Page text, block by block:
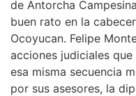
de Antorcha
buen rato en la
Ocoyucan. Felipe
acciones judiciales
esa misma secuencia
por sus asesores, la